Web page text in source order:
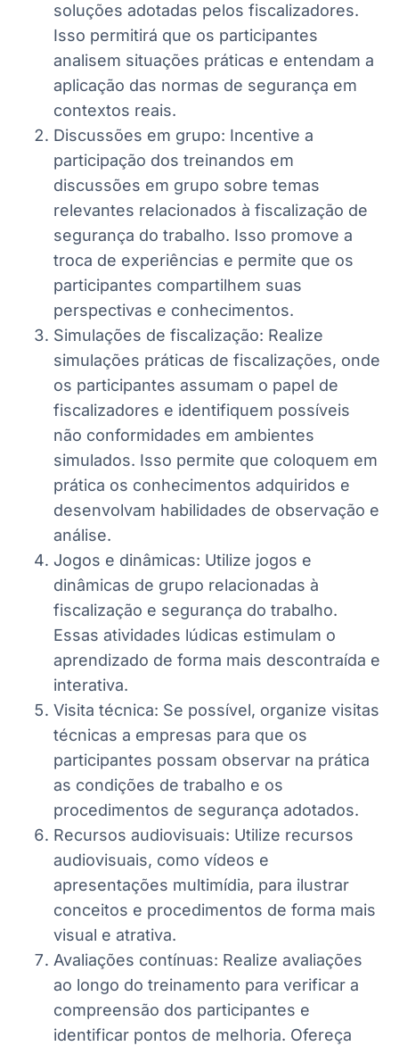
soluções adotadas pelos fiscalizadores.
Isso permitirá que os participantes
analisem situações práticas e entendam a
aplicação das normas de segurança em
contextos reais.
Discussões em grupo: Incentive a
participação dos treinandos em
discussões em grupo sobre temas
relevantes relacionados à fiscalização de
segurança do trabalho. Isso promove a
troca de experiências e permite que os
participantes compartilhem suas
perspectivas e conhecimentos.
Simulações de fiscalização: Realize
simulações práticas de fiscalizações, onde
os participantes assumam o papel de
fiscalizadores e identifiquem possíveis
não conformidades em ambientes
simulados. Isso permite que coloquem em
prática os conhecimentos adquiridos e
desenvolvam habilidades de observação e
análise.
Jogos e dinâmicas: Utilize jogos e
dinâmicas de grupo relacionadas à
fiscalização e segurança do trabalho.
Essas atividades lúdicas estimulam o
aprendizado de forma mais descontraída e
interativa.
Visita técnica: Se possível, organize visitas
técnicas a empresas para que os
participantes possam observar na prática
as condições de trabalho e os
procedimentos de segurança adotados.
Recursos audiovisuais: Utilize recursos
audiovisuais, como vídeos e
apresentações multimídia, para ilustrar
conceitos e procedimentos de forma mais
visual e atrativa.
Avaliações contínuas: Realize avaliações
ao longo do treinamento para verificar a
compreensão dos participantes e
identificar pontos de melhoria. Ofereça